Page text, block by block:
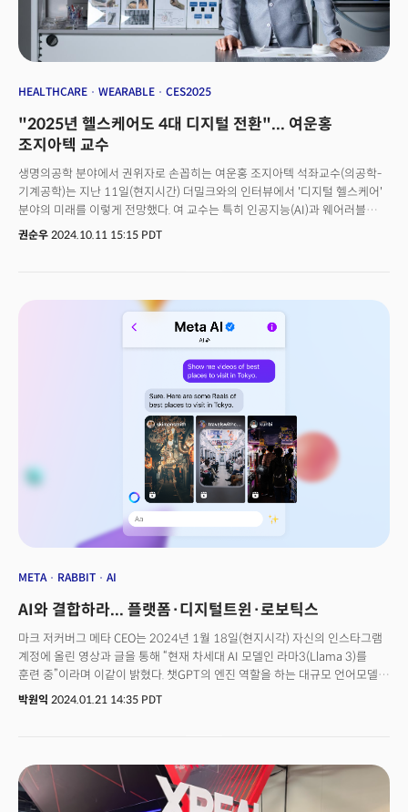
우선순위,&nbsp;2)주택난 해결을 위해 코스트코가 참여한&nbsp;주상복합
아파트 프로젝트,&nbsp;3)차세대 여성 리더 롤모델인 오픈AI CFO 사라
프라이어에 대해 심도 있게 다뤘습니다.
HEALTHCARE WEARABLE CES2025
"2025년 헬스케어도 4대 디지털 전환"... 여운홍
조지아텍 교수
생명의공학 분야에서 권위자로 손꼽히는 여운홍 조지아텍 석좌교수(의공학-
기계공학)는 지난 11일(현지시간) 더밀크와의 인터뷰에서 '디지털 헬스케어'
분야의 미래를 이렇게 전망했다. 여 교수는 특히 인공지능(AI)과 웨어러블
기기, 클라우드 컴퓨팅, 나노기술과 같은 첨단 기술이 융합하면서 의료 현장이
분당 서울대병원, 연세대, 고려대 겸임교수를 맡고 있으며, 피어리뷰된 출판
논문만 160여 편을 넘을 정도로 왕성한 연구활동을 이어가고 있다.여운홍
교수는 2025년 디지털 헬스케어 분야에서 ▲환자의 건강 데이터 소유권 ▲
디지털 임상의 권한 강화 ▲의료기술이 주도하는 헬스케어 ▲디지털화된
공급망 관리 등 4가지 부문에서 변화가 예상된다고 내다봤다. 우선 환자의
건강 데이터 소유권에 대해 그는 "기술이 단순히 의료 서비스를 개선하는 것을
넘어, 환자가 자신의 건강을 보다 적극적으로 관리하는 시대가 열리고 있다"고
분석했다. AI와 웨어러블 기기를 통해 실시간으로 개인별 건강 데이터를 수집,
질병을 예방하고 관리하는데중요한 역할을 하게 될 것이라고 그는 강조했다.
의료진에게도 이런 기술의 발전은 환자에게 더욱 적확한 의료 서비스를
제공할 수 있는 기반이 될 것이라고 내다봤다. 여 교수는 "클라우드 컴퓨팅과
5G 기술은 의료 데이터를 신속하고 안전하게 처리하는 데 필수적인 기술로
자리잡고 있다"며 "나노기술은 또한 몸 속에서 정밀한 진단과 치료를
가능하게 한다. 이러한 기술이 임상의들에게 훨씬 개인화된 맞춤 의료를
예측 알고리즘, 의료 이미지 처리 기술을 개발하는 기업들이 헬스케어의
서비스의 효율성과 정확도를 높이는 데 기여할 것이라는 기대다.여운홍
교수는 “의료기술을 개발하는 기업들이 헬스케어의 방향을 이끌고 있다”며
“정교한 데이터와 소프트웨어 도구를 통해 의료 전문가의 판단을 지원하고,
치료의 정확도를 높이는 혁신이 이루어질 것”이라고 설명했다.마지막으로,
헬스케어 분야의 디지털화된 공급망 관리에서 업그레이드가 이루어질
것이라고 전망했다. 그는 "발전된 기술 덕분에 헬스케어 공급망은 더 많은
👉 CES 대구 참가신청하기
권순우 2024.10.11 15:15 PDT
META RABBIT AI
AI와 결합하라... 플랫폼·디지털트윈·로보틱스
마크 저커버그 메타 CEO는 2024년 1월 18일(현지시각) 자신의 인스타그램
계정에 올린 영상과 글을 통해 “현재 차세대 AI 모델인 라마3(Llama 3)를
훈련 중”이라며 이같이 밝혔다. 챗GPT의 엔진 역할을 하는 대규모 언어모델
(LLM) ‘GPT-4’와 필적할 만한 강력한 AI 모델을 개발하겠다는 목표를
‘제미나이(Gemini)’를 발표한 구글에 대한 일종의 선전포고로 받아들여졌다.
선두 기업의 질주를 그냥 앉아서 보고만 있지 않겠다는 뉘앙스다. 저커버그
CEO는 “‘레이밴 메타 스마트 글래스’ 같은 새로운 AI 중심 컴퓨팅 기기를
박원익 2024.01.21 14:35 PDT